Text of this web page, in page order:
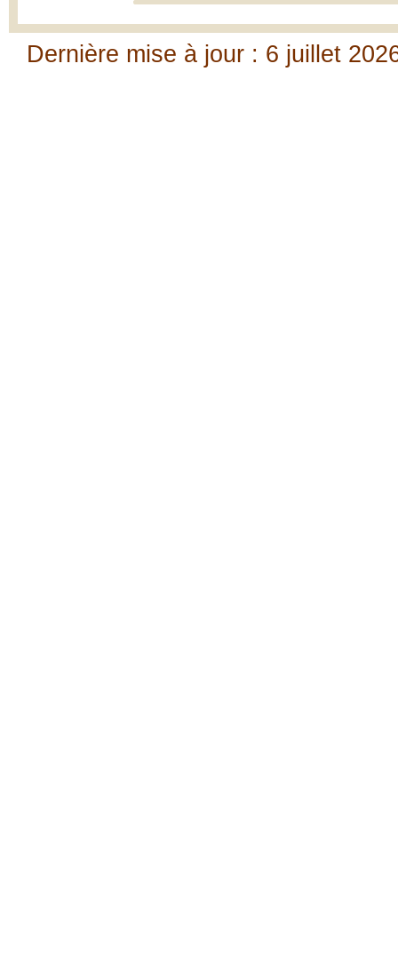
Dernière mise à jour : 6 juillet